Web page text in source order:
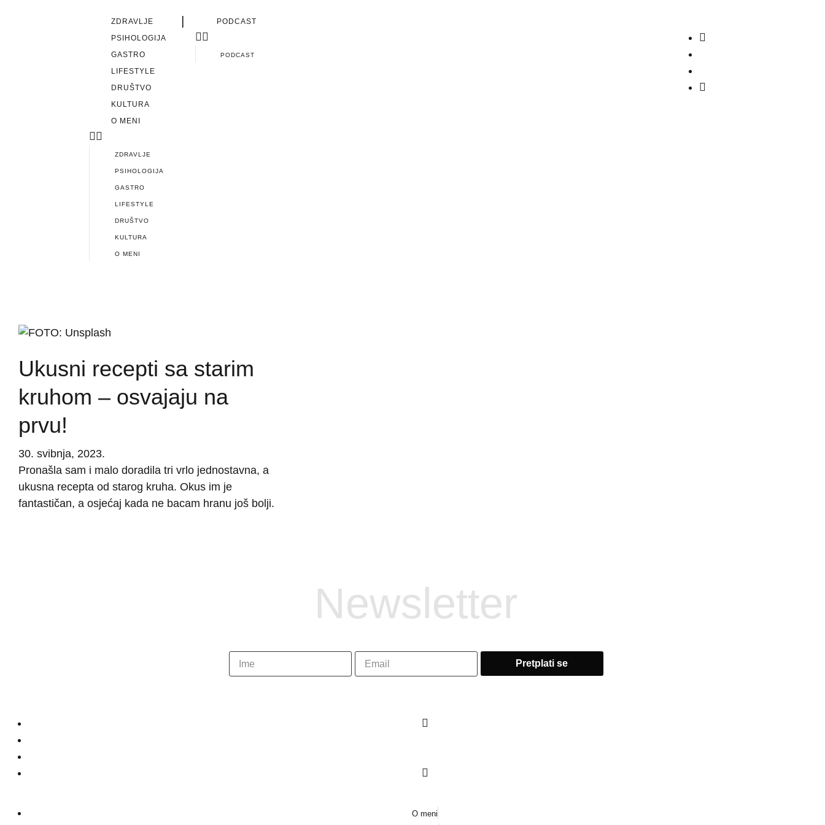
ZDRAVLJE
PSIHOLOGIJA
GASTRO
LIFESTYLE
DRUŠTVO
KULTURA
O MENI
ZDRAVLJE
PSIHOLOGIJA
GASTRO
LIFESTYLE
DRUŠTVO
KULTURA
O MENI
| PODCAST
PODCAST
Ukusni recepti sa starim
kruhom – osvajaju na
prvu!
30. svibnja, 2023.
Pronašla sam i malo doradila tri vrlo jednostavna, a
ukusna recepta od starog kruha. Okus im je
fantastičan, a osjećaj kada ne bacam hranu još bolji.
Newsletter
O meni